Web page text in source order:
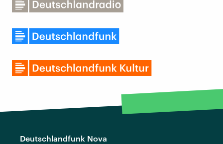
Deutschlandfunk Nova